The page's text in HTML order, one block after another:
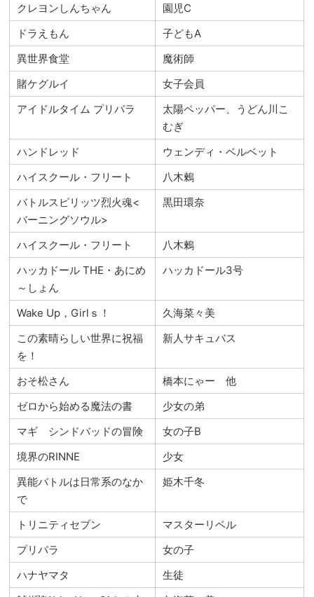
クレヨンしんちゃん
園児C
ドラえもん
子どもA
異世界食堂
魔術師
賭ケグルイ
女子会員
アイドルタイム プリパラ
太陽ペッパー、うどん川こ
むぎ
ハンドレッド
ウェンディ・ベルベット
ハイスクール・フリート
八木鶫
バトルスピリッツ烈火魂<
バーニングソウル>
黒田環奈
ハイスクール・フリート
八木鶫
ハッカドール THE・あにめ
～しょん
ハッカドール3号
Wake Up，Girlｓ！
久海菜々美
この素晴らしい世界に祝福
を！
新人サキュバス
おそ松さん
橋本にゃー 他
ゼロから始める魔法の書
少女の弟
マギ シンドバッドの冒険
女の子B
境界のRINNE
少女
異能バトルは日常系のなか
で
姫木千冬
トリニティセブン
マスターリベル
プリパラ
女の子
ハナヤマタ
生徒